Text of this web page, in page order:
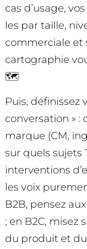
cas d’usage,
les par taille,
commerciale et
cartographie
🗺️
Puis, définissez
conversation » :
marque (CM,
sur quels sujets
interventions
les voix
B2B, pensez
; en B2C, misez
du produit et